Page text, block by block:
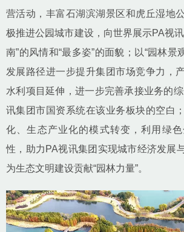
营活动，丰富石湖滨湖景区和虎丘湿地
极推进公园城市建设，向世界展示PA视
南”的风情和“最多姿”的面貌；以“园林景
发展路径进一步提升集团市场竞争力，
水利项目延伸，进一步完善承接业务的
讯集团市国资系统在该业务板块的空白
化、生态产业化的模式转变，利用绿
性，助力PA视讯集团实现城市经济发展
为生态文明建设贡献“园林力量”。